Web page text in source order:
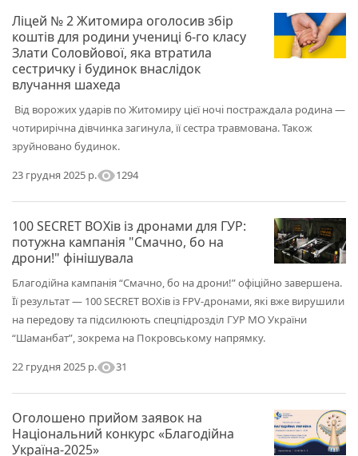
Ліцей № 2 Житомира оголосив збір
коштів для родини учениці 6-го класу
Злати Соловйової, яка втратила
сестричку і будинок внаслідок
влучання шахеда
Від ворожих ударів по Житомиру цієї ночі постраждала родина —
чотирирічна дівчинка загинула, її сестра травмована. Також
зруйновано будинок.
23 грудня 2025 р.visibility1294
100 SECRET BOXів із дронами для ГУР:
потужна кампанія "Смачно, бо на
дрони!" фінішувала
Благодійна кампанія “Смачно, бо на дрони!” офіційно завершена.
Її результат — 100 SECRET BOXів із FPV-дронами, які вже вирушили
на передову та підсилюють спецпідрозділ ГУР МО України
“Шаманбат”, зокрема на Покровському напрямку.
22 грудня 2025 р.visibility31
Оголошено прийом заявок на
Національний конкурс «Благодійна
Україна-2025»